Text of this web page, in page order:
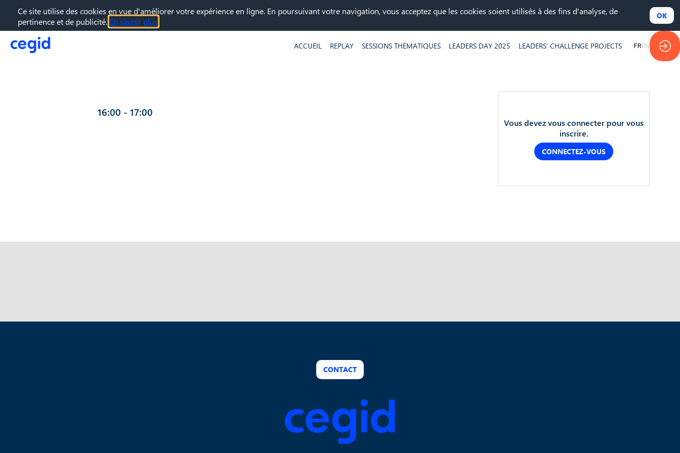
ACCUEIL REPLAY SESSIONS THÉMATIQUES LEADERS DAY 2025 LEADERS' CHALLENGE PROJECTS FREN
Vous devez vous connecter pour vous
inscrire.
CONNECTEZ-VOUS
16:00 - 17:00
CONTACT
Ce site utilise des cookies en vue d'améliorer votre expérience en ligne. En poursuivant votre navigation, vous acceptez que les cookies soient utilisés à des fins d'analyse, de
pertinence et de publicité. En savoir plus
OK